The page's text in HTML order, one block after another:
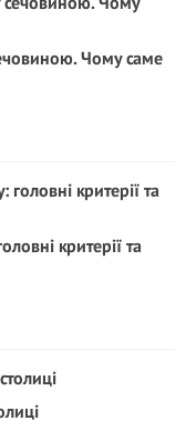
Чому саме
критерії та